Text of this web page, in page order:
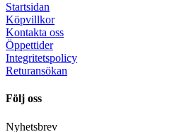
Startsidan
Köpvillkor
Kontakta oss
Öppettider
Integritetspolicy
Returansökan
Följ oss
Nyhetsbrev